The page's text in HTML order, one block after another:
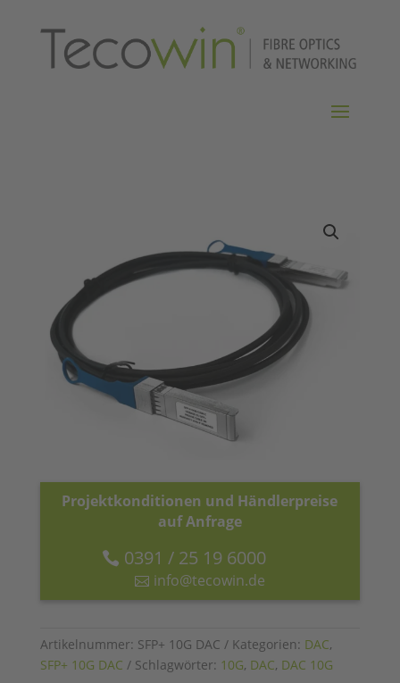
Projektkonditionen und Händlerpreise
auf Anfrage
0391 / 25 19 6000
info@tecowin.de
Artikelnummer: SFP+ 10G DAC Kategorien: DAC,
SFP+ 10G DAC
Schlagwörter: 10G, DAC, DAC 10G